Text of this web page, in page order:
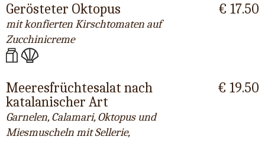
Gerösteter Oktopus
mit konfierten Kirschtomaten auf
Zucchinicreme
€ 17.50
Meeresfrüchtesalat nach
katalanischer Art
Garnelen, Calamari, Oktopus und
Miesmuscheln mit Sellerie,
€ 19.50